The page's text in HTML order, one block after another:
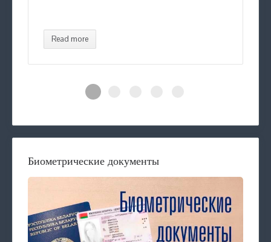
Read more
Биометрические документы